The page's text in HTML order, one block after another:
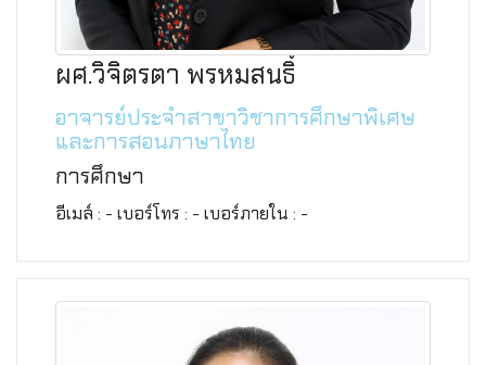
ผศ.วิจิตรตา พรหมสนธิ์
อาจารย์ประจำสาขาวิชาการศึกษาพิเศษ
และการสอนภาษาไทย
การศึกษา
อีเมล์ : - เบอร์โทร : - เบอร์ภายใน : -